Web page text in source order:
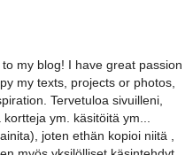
my blog! I have great passion
my texts, projects or photos,
Tervetuloa sivuilleni,
ym. käsitöitä ym...
joten ethän kopioi niitä ,